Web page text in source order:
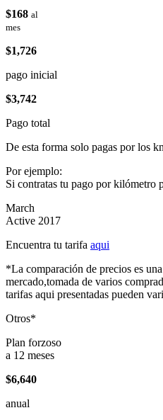
$168 al
mes
$1,726
pago inicial
$3,742
Pago total
De esta forma solo pagas por los
Por ejemplo:
Si contratas tu pago por kilómetro
March
Active 2017
Encuentra tu tarifa aqui
*La comparación de precios es
mercado,tomada de varios
tarifas aqui presentadas pueden
Otros*
Plan forzoso
a 12 meses
$6,640
anual